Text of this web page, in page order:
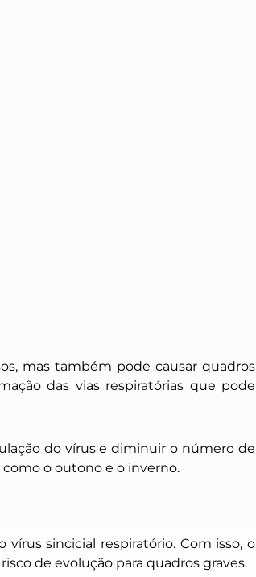
mas também pode causar quadros
das vias respiratórias que pode
do vírus e diminuir o número de
o outono e o inverno.
sincicial respiratório. Com isso, o
de evolução para quadros graves.